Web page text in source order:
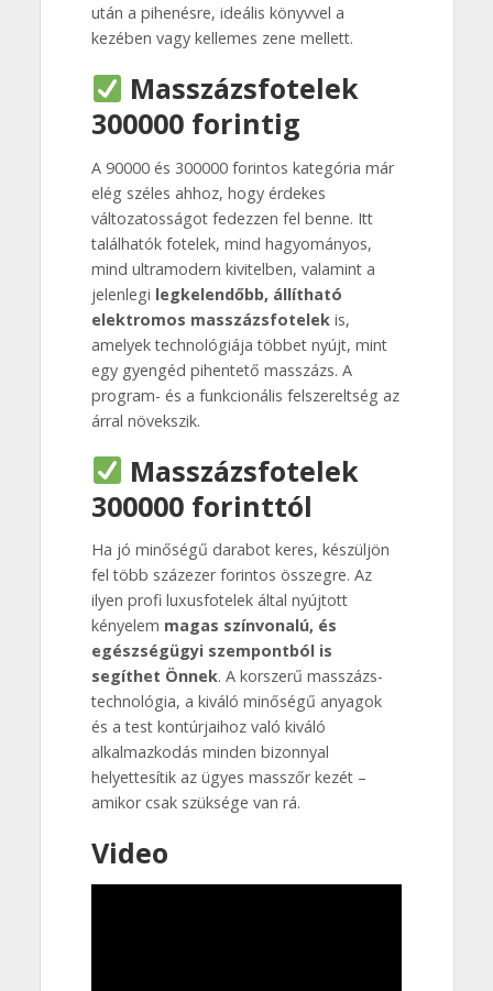
után a pihenésre, ideális könyvvel a
kezében vagy kellemes zene mellett.
Masszázsfotelek
300000 forintig
A 90000 és 300000 forintos kategória már
elég széles ahhoz, hogy érdekes
változatosságot fedezzen fel benne. Itt
találhatók fotelek, mind hagyományos,
mind ultramodern kivitelben, valamint a
jelenlegi legkelendőbb, állítható
elektromos masszázsfotelekis,
amelyek technológiája többet nyújt, mint
egy gyengéd pihentető masszázs. A
program- és a funkcionális felszereltség az
árral növekszik.
Masszázsfotelek
300000 forinttól
Ha jó minőségű darabot keres, készüljön
fel több százezer forintos összegre. Az
ilyen profi luxusfotelek által nyújtott
kényelem magas színvonalú, és
egészségügyi szempontból is
segíthet Önnek. A korszerű masszázs-
technológia, a kiváló minőségű anyagok
és a test kontúrjaihoz való kiváló
alkalmazkodás minden bizonnyal
helyettesítik az ügyes masszőr kezét –
amikor csak szüksége van rá.
Video